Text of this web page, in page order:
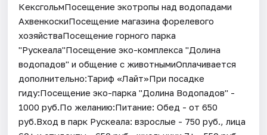
КексгольмПосещение экотропы над водопадами
АхвенкоскиПосещение магазина форелевого
хозяйстваПосещение горного парка
"Рускеала"Посещение эко-комплекса "Долина
водопадов" и общение с животнымиОплачивается
дополнительно:Тариф «Лайт»При посадке
гиду:Посещение эко-парка "Долина Водопадов" -
1000 руб.По желанию:Питание: Обед - от 650
руб.Вход в парк Рускеала: взрослые - 750 руб., лица